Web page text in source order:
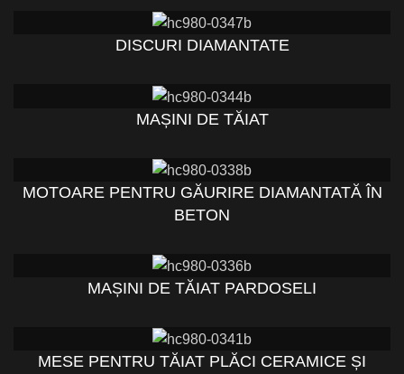
DISCURI DIAMANTATE
MAȘINI DE TĂIAT
MOTOARE PENTRU GĂURIRE DIAMANTATĂ ÎN
BETON
MAȘINI DE TĂIAT PARDOSELI
MESE PENTRU TĂIAT PLĂCI CERAMICE ȘI